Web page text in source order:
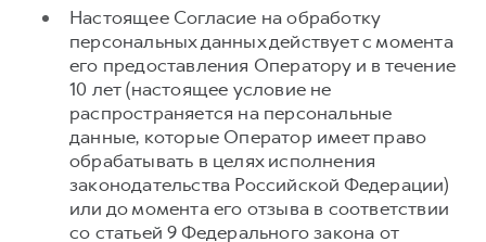
Настоящее Согласие на обработку
персональных данных действует с момента
его предоставления Оператору и в течение
10 лет (настоящее условие не
распространяется на персональные
данные, которые Оператор имеет право
обрабатывать в целях исполнения
законодательства Российской Федерации)
или до момента его отзыва в соответствии
со статьей 9 Федерального закона от